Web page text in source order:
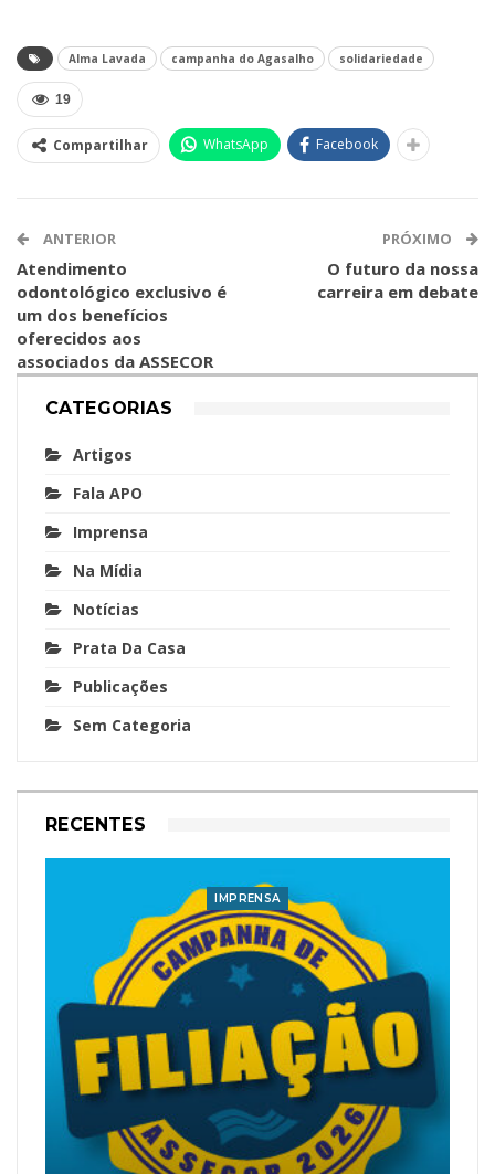
Alma Lavada campanha do Agasalho solidariedade
19
Compartilhar WhatsApp Facebook
ANTERIOR
Atendimento
odontológico exclusivo é
um dos benefícios
oferecidos aos
associados da ASSECOR
PRÓXIMO
O futuro da nossa
carreira em debate
CATEGORIAS
Artigos
Fala APO
Imprensa
Na Mídia
Notícias
Prata Da Casa
Publicações
Sem Categoria
RECENTES
IMPRENSA